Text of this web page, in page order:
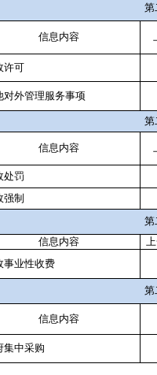
第
信息内容
许可
对外管理服务事项
第
信息内容
处罚
强制
第
信息内容
事业性收费
第
信息内容
集中采购